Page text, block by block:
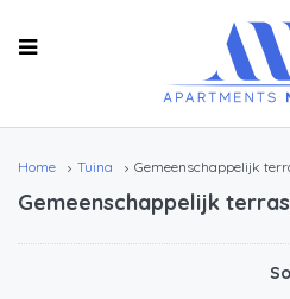
Home Tuina Gemeenschappelijk
Gemeenschappelijk terras